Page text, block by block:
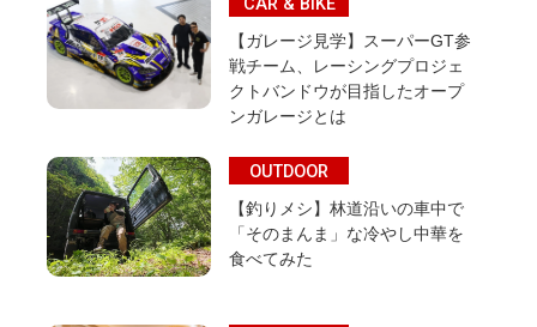
【ガレージ見学】スーパーGT参
戦チーム、レーシングプロジェ
クトバンドウが目指したオープ
ンガレージとは
OUTDOOR
【釣りメシ】林道沿いの車中で
「そのまんま」な冷やし中華を
食べてみた